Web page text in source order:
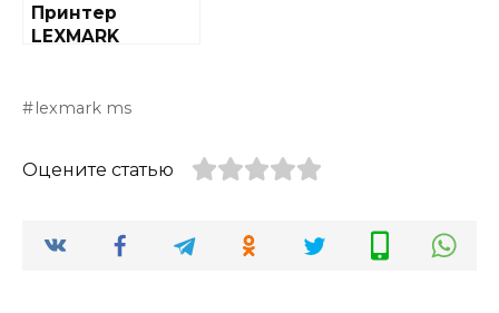
Принтер
LEXMARK
lexmark ms
Оцените статью